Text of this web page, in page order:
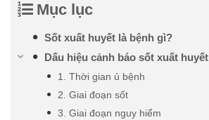
Mục lục
Sốt xuất huyết là bệnh gì?
Dấu hiệu cảnh báo sốt xuất huyết
1. Thời gian ủ bệnh
2. Giai đoạn sốt
3. Giai đoạn nguy hiểm